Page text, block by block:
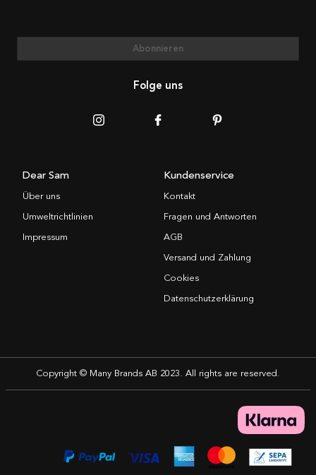
Abonnieren
Folge uns
Dear Sam
Über uns
Umweltrichtlinien
Impressum
Kundenservice
Kontakt
Fragen und Antworten
AGB
Versand und Zahlung
Cookies
Datenschutzerklärung
Copyright © Many Brands AB 2023. All rights are reserved.